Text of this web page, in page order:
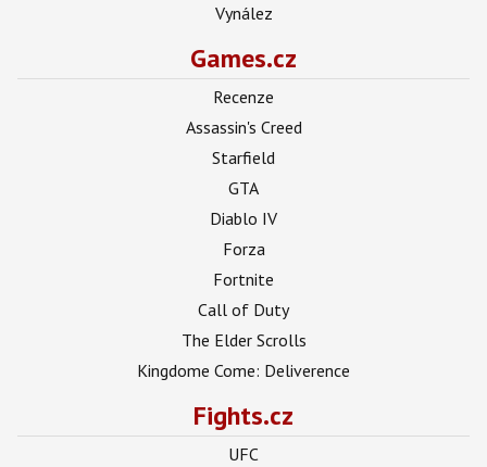
Vynález
Games.cz
Recenze
Assassin's Creed
Starfield
GTA
Diablo IV
Forza
Fortnite
Call of Duty
The Elder Scrolls
Kingdome Come: Deliverence
Fights.cz
UFC